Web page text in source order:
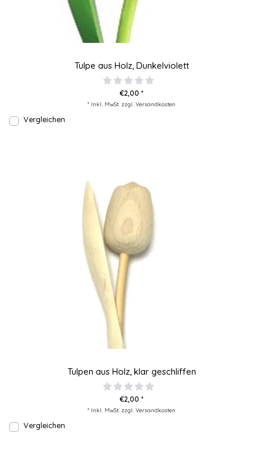
Tulpe aus Holz, Dunkelviolett
€2,00 *
* Inkl. MwSt. zzgl. Versandkosten
Vergleichen
Tulpen aus Holz, klar geschliffen
€2,00 *
* Inkl. MwSt. zzgl. Versandkosten
Vergleichen